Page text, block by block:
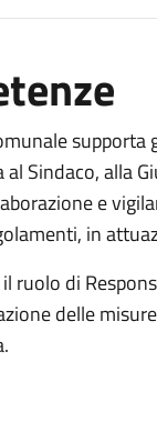
Sindaco, alla
e
in
ruolo di
delle